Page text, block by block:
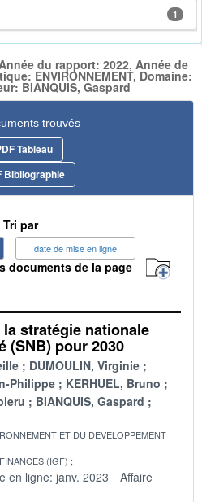
1
du rapport: 2022, Année de
ENVIRONNEMENT, Domaine:
BIANQUIS, Gaspard
trouvés
Tableau
Bibliographie
Tri par
date de mise en ligne
documents de la page
stratégie nationale
(SNB) pour 2030
DUMOULIN, Virginie
Philippe
KERHUEL, Bruno
BIANQUIS, Gaspard
ET DU DEVELOPPEMENT
(IGF)
en ligne: janv. 2023
Affaire